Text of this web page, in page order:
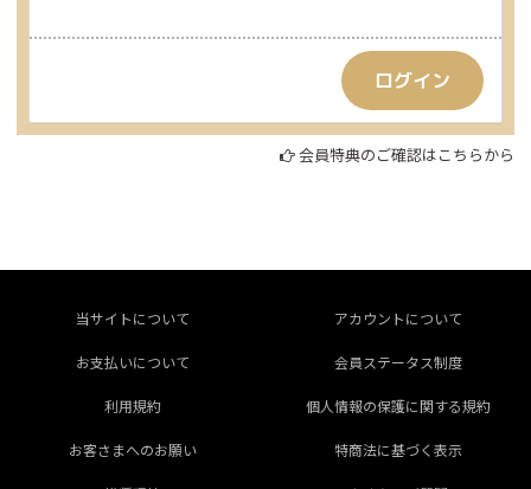
会員特典のご確認はこちらから
当サイトについて アカウントについて
お支払いについて 会員ステータス制度
利用規約 個人情報の保護に関する規約
お客さまへのお願い 特商法に基づく表示